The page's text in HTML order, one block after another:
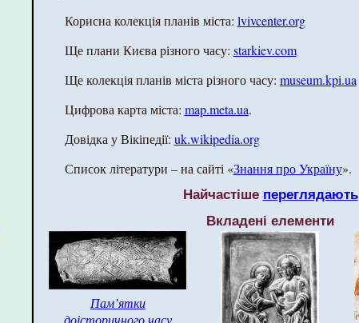
Корисна колекція планів міста: lvivcenter.org
Ще плани Києва різного часу: starkiev.com
Ще колекція планів міста різного часу: museum.kpi.ua
Цифрова карта міста: map.meta.ua.
Довідка у Вікіпедії: uk.wikipedia.org
Список літератури – на сайті «Знання про Україну».
Найчастіше переглядають
Вкладені елементи
Пам’ятки
доісторичного часу